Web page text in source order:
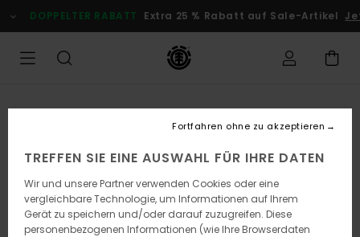
zur
Produktinformation
DOPPELTER RABATT Extra 25 % Rabatt auf Sale-Artikel
TREFFEN SIE EINE AUSWAHL FÜR IHRE DATEN
Wir und unsere Partner verwenden Cookies oder eine
vergleichbare Technologie, um Informationen auf Ihrem
Gerät zu speichern und/oder darauf zuzugreifen. Diese
personenbezogenen Informationen (wie Ihre Browserdaten
Fortfahren ohne zu akzeptieren